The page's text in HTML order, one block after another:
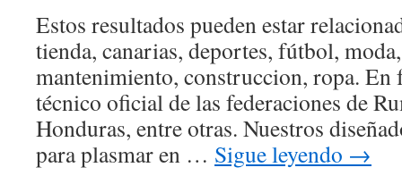
Estos resultados pueden estar
tienda, canarias, deportes, fútbol,
mantenimiento, construccion, ropa. En
técnico oficial de las federaciones de
Honduras, entre otras. Nuestros
para plasmar en … Sigue leyendo →